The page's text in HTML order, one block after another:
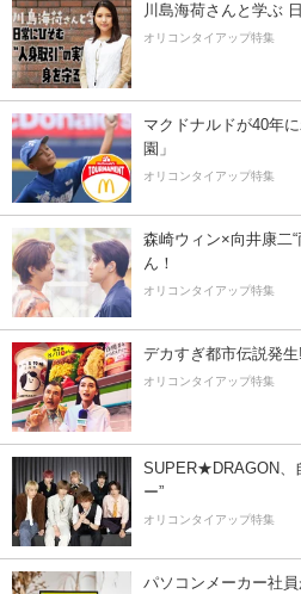
川島海荷さんと学ぶ
オリコンタイアップ特集
マクドナルドが40年
園」
オリコンタイアップ特集
森崎ウィン×向井康二
ん！
オリコンタイアップ特集
デカすぎ都市伝説発
オリコンタイアップ特集
SUPER★DRAGON、
ー”
オリコンタイアップ特集
パソコンメーカー社